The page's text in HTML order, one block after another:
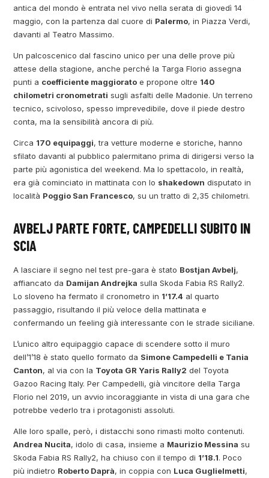
antica del mondo è entrata nel vivo nella serata di giovedì 14
maggio, con la partenza dal cuore di Palermo, in Piazza Verdi,
davanti al Teatro Massimo.
Un palcoscenico dal fascino unico per una delle prove più
attese della stagione, anche perché la Targa Florio assegna
punti a coefficiente maggiorato e propone oltre 140
chilometri cronometrati sugli asfalti delle Madonie. Un terreno
tecnico, scivoloso, spesso imprevedibile, dove il piede destro
conta, ma la sensibilità ancora di più.
Circa 170 equipaggi, tra vetture moderne e storiche, hanno
sfilato davanti al pubblico palermitano prima di dirigersi verso la
parte più agonistica del weekend. Ma lo spettacolo, in realtà,
era già cominciato in mattinata con lo shakedown disputato in
località Poggio San Francesco, su un tratto di 2,35 chilometri.
AVBELJ PARTE FORTE, CAMPEDELLI SUBITO IN
SCIA
A lasciare il segno nel test pre-gara è stato Bostjan Avbelj,
affiancato da Damijan Andrejka sulla Skoda Fabia RS Rally2.
Lo sloveno ha fermato il cronometro in 1’17.4 al quarto
passaggio, risultando il più veloce della mattinata e
confermando un feeling già interessante con le strade siciliane.
L’unico altro equipaggio capace di scendere sotto il muro
dell’1’18 è stato quello formato da Simone Campedelli e Tania
Canton, al via con la Toyota GR Yaris Rally2 del Toyota
Gazoo Racing Italy. Per Campedelli, già vincitore della Targa
Florio nel 2019, un avvio incoraggiante in vista di una gara che
potrebbe vederlo tra i protagonisti assoluti.
Alle loro spalle, però, i distacchi sono rimasti molto contenuti.
Andrea Nucita, idolo di casa, insieme a Maurizio Messina su
Skoda Fabia RS Rally2, ha chiuso con il tempo di 1’18.1. Poco
più indietro Roberto Daprà, in coppia con Luca Guglielmetti,